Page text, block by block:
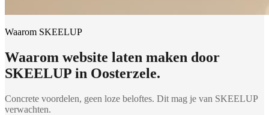
Waarom SKEELUP
Waarom website laten maken door
SKEELUP in Oosterzele.
Concrete voordelen, geen loze beloftes. Dit mag je van SKEELUP
verwachten.